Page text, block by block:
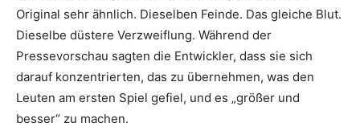
Original sehr ähnlich. Dieselben Feinde. Das gleiche Blut.
Dieselbe düstere Verzweiflung. Während der
Pressevorschau sagten die Entwickler, dass sie sich
darauf konzentrierten, das zu übernehmen, was den
Leuten am ersten Spiel gefiel, und es „größer und
besser“ zu machen.